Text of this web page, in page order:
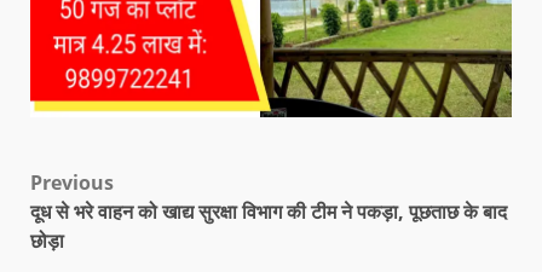
Previous
दूध से भरे वाहन को खाद्य सुरक्षा विभाग की टीम ने पकड़ा, पूछताछ के बाद
छोड़ा